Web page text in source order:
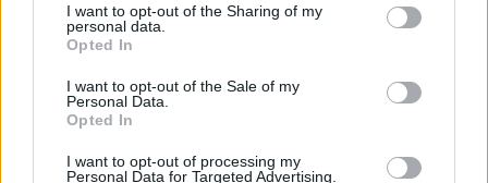
I want to opt-out of the Sharing of my
personal data.
Opted In
I want to opt-out of the Sale of my
Personal Data.
Opted In
I want to opt-out of processing my
Personal Data for Targeted Advertising.
Preisanpassungen für Zahlungen in der Türkei
katbac
Antworten:
Myantha
Antworten: 0
24.07.2023
katbac